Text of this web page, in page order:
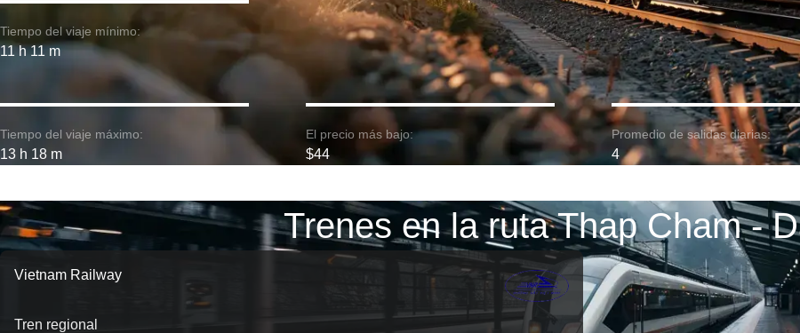
Tiempo del viaje mínimo:
11 h 11 m
Tiempo del viaje máximo:
13 h 18 m
El precio más bajo:
$44
Promedio de salidas diarias:
4
Trenes en la ruta Thap Cham -
Vietnam Railway
Tren regional